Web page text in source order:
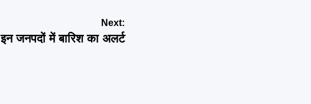
Next:
इन जनपदों में बारिश का अलर्ट